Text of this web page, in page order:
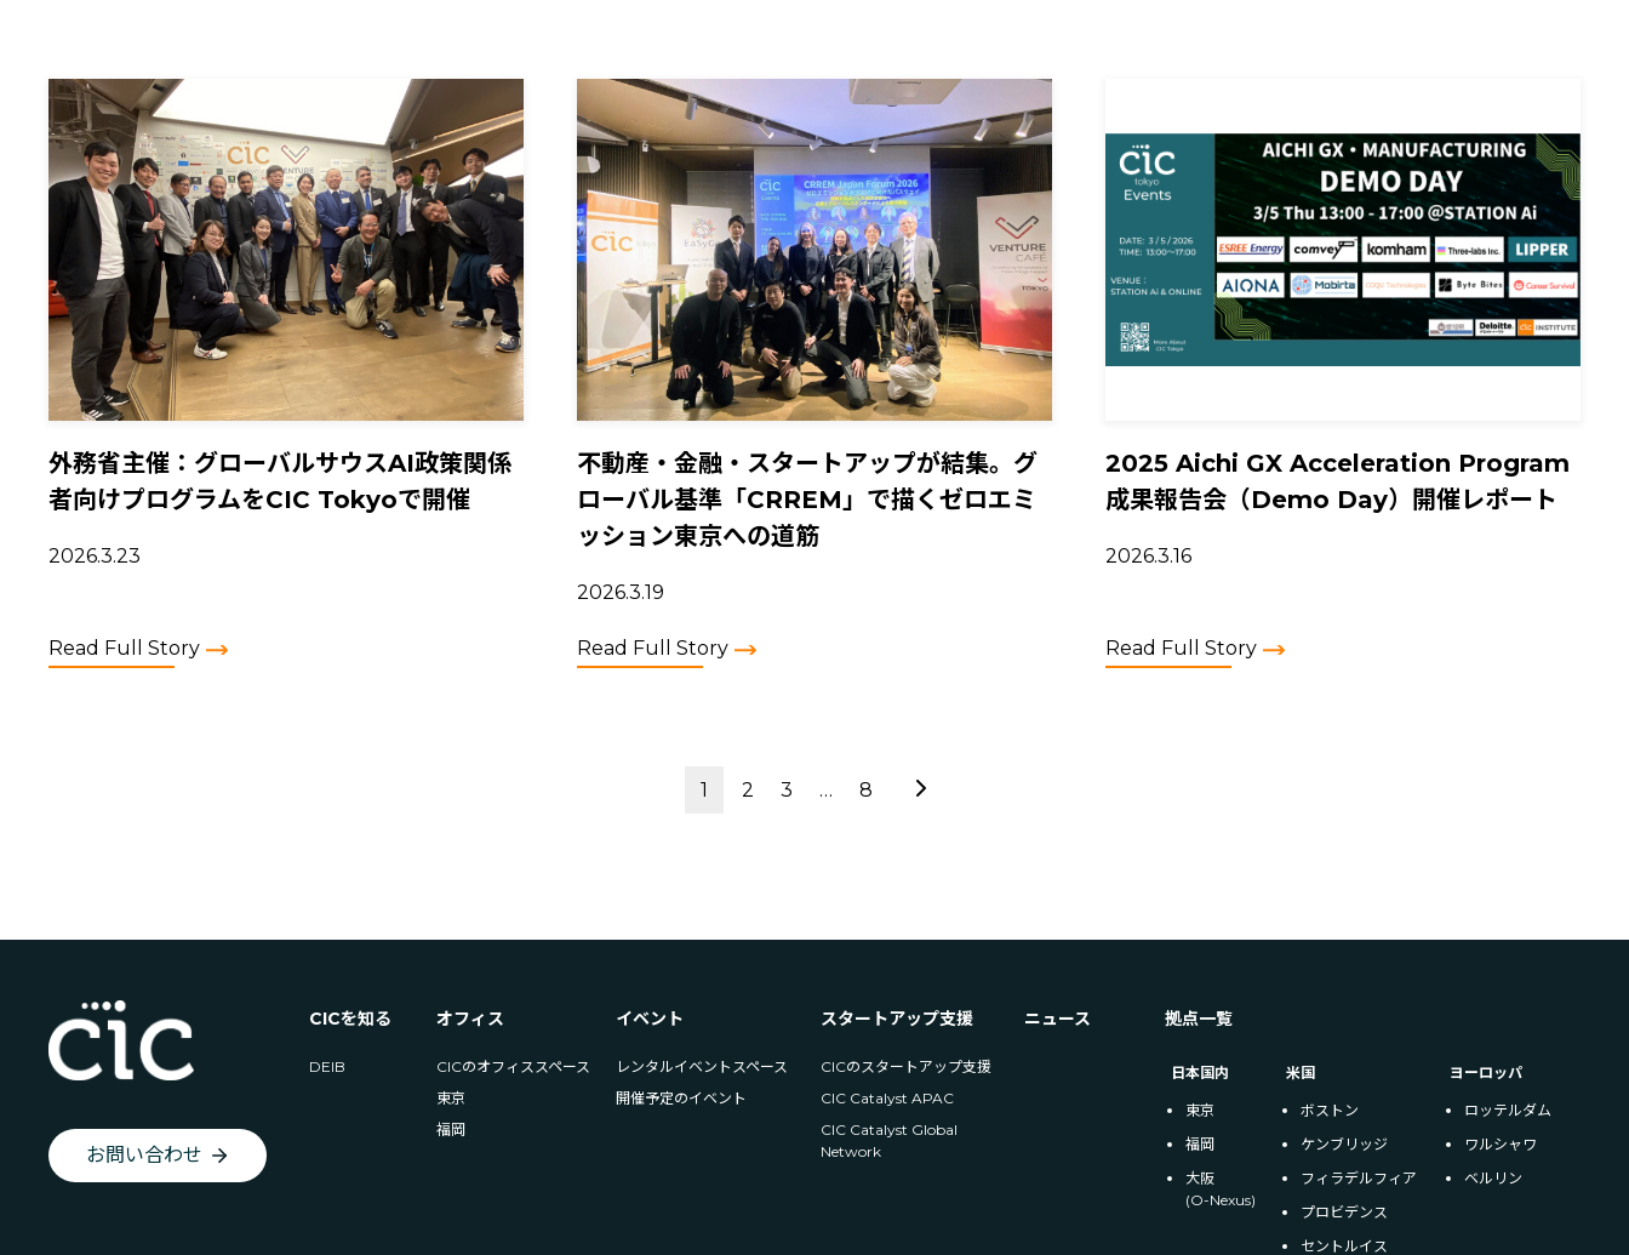
外務省主催：グローバルサウスAI政策関係
者向けプログラムをCIC Tokyoで開催
2026.3.23
Read Full Story
不動産・金融・スタートアップが結集。グ
ローバル基準「CRREM」で描くゼロエミ
ッション東京への道筋
2026.3.19
Read Full Story
2025 Aichi GX Acceleration Program
成果報告会（Demo Day）開催レポート
2026.3.16
Read Full Story
1 2 3 … 8
お問い合わせ
CICを知る
DEIB
オフィス
CICのオフィススペース
東京
福岡
イベント
レンタルイベントスペース
開催予定のイベント
スタートアップ支援
CICのスタートアップ支援
CIC Catalyst APAC
CIC Catalyst Global
Network
ニュース 拠点一覧
日本国内
東京
福岡
大阪
(O-Nexus)
米国
ボストン
ケンブリッジ
フィラデルフィア
プロビデンス
セントルイス
ヨーロッパ
ロッテルダム
ワルシャワ
ベルリン